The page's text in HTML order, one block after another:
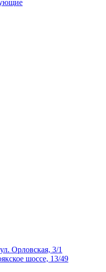
Орловская, 3/1
шоссе, 13/49